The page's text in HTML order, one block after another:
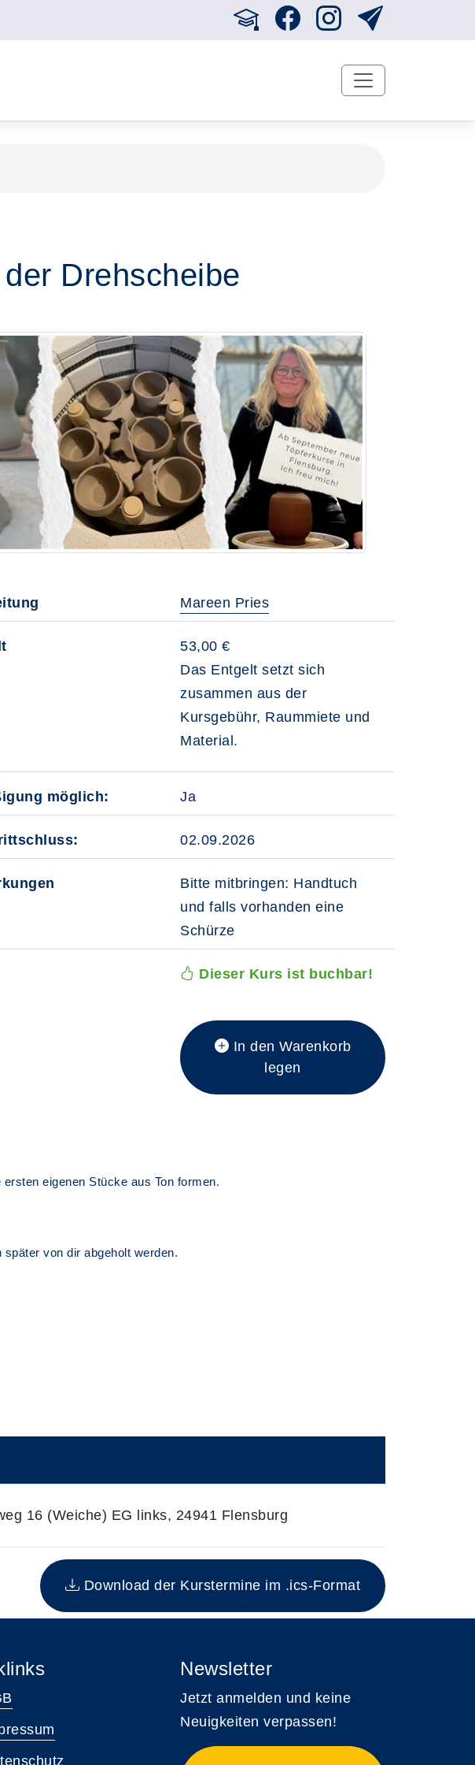
Drehscheibe
Mareen Pries
53,00 €
Das Entgelt setzt sich
zusammen aus der
Kursgebühr, Raummiete und
Material.
möglich: Ja
02.09.2026
Bitte mitbringen: Handtuch
und falls vorhanden eine
Schürze
Dieser Kurs ist buchbar!
In den Warenkorb
legen
eigenen Stücke aus Ton formen.
von dir abgeholt werden.
16 (Weiche) EG links, 24941 Flensburg
Download der Kurstermine im .ics-Format
Newsletter
Jetzt anmelden und keine
Neuigkeiten verpassen!